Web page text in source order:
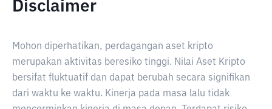
Disclaimer
Mohon diperhatikan, perdagangan aset kripto
merupakan aktivitas beresiko tinggi. Nilai Aset Kripto
bersifat fluktuatif dan dapat berubah secara signifikan
dari waktu ke waktu. Kinerja pada masa lalu tidak